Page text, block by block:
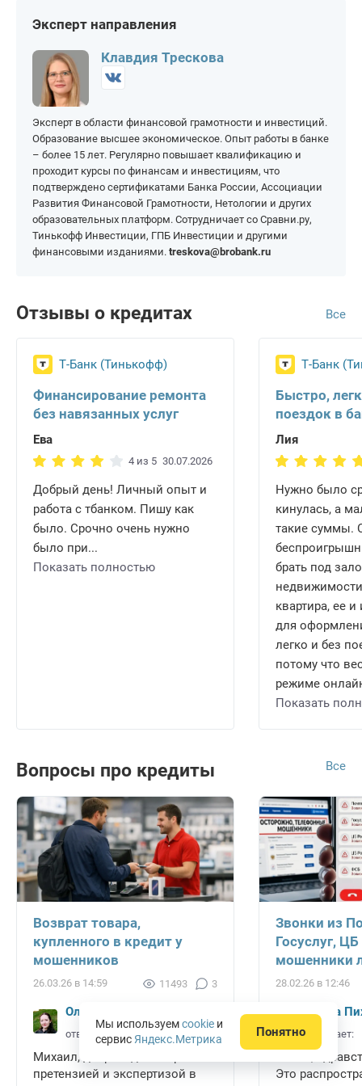
Екатеринбург
Казань
Новосибирск
Омск
Пермь
Ростов-на-Дону
Челябинск
Эксперт направления
Клавдия Трескова
Эксперт в области финансовой грамотности и инвестиций.
Образование высшее экономическое. Опыт работы в банке
– более 15 лет. Регулярно повышает квалификацию и
проходит курсы по финансам и инвестициям, что
подтверждено сертификатами Банка России, Ассоциации
Развития Финансовой Грамотности, Нетологии и других
образовательных платформ. Сотрудничает со Сравни.ру,
Тинькофф Инвестиции, ГПБ Инвестиции и другими
финансовыми изданиями. treskova@brobank.ru
Отзывы о кредитах Все
Т-Банк (Тинькофф)
Финансирование ремонта
без навязанных услуг
Ева
4 из 5 30.07.2026
Добрый день! Личный опыт и
работа с тбанком. Пишу как
было. Срочно очень нужно
было при...
Показать полностью
Т-Банк
Быстро,
поездок в
Лия
Нужно было
кинулась, а
такие суммы.
брать под
квартира, ее
для
легко и без
потому что
режиме
Показать
Вопросы про кредиты Все
Возврат товара,
купленного в кредит у
мошенников
26.03.26 в 14:59 11493 3
Ольга Пихоцкая
отвечает:
Михаил, добрый день. Прийти с
претензией и экспертизой в
Звонки из
Госуслуг,
мошенники
28.02.26 в 12:46
Ольга
отвечает:
Алена,
Это
Мы используемcookie и
сервис Яндекс.Метрика Понятно